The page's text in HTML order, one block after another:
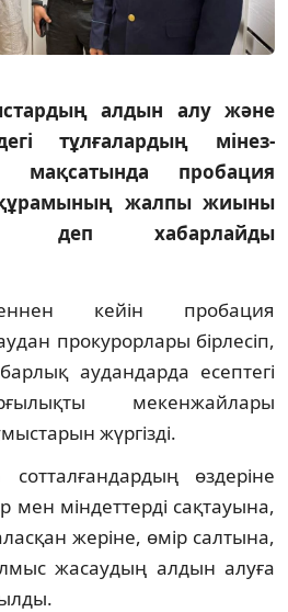
алдын алу және
тұлғалардың мінез-
мақсатында пробация
құрамының жалпы жиыны
деп хабарлайды
кейін пробация
прокурорлары бірлесіп,
аудандарда есептегі
мекенжайлары
жүргізді.
өздеріне
мен міндеттерді сақтауына,
жеріне, өмір салтына,
жасаудың алдын алуға